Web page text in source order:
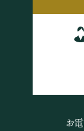
お